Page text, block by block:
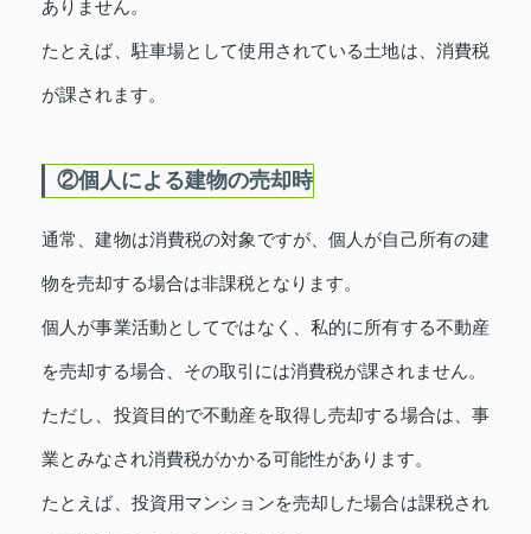
ありません。
たとえば、駐車場として使用されている土地は、消費税
が課されます。
②個人による建物の売却時
通常、建物は消費税の対象ですが、個人が自己所有の建
物を売却する場合は非課税となります。
個人が事業活動としてではなく、私的に所有する不動産
を売却する場合、その取引には消費税が課されません。
ただし、投資目的で不動産を取得し売却する場合は、事
業とみなされ消費税がかかる可能性があります。
たとえば、投資用マンションを売却した場合は課税され